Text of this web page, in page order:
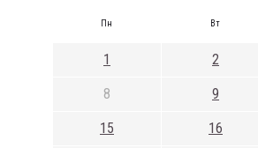
Пн Вт
1 2
8 9
15 16